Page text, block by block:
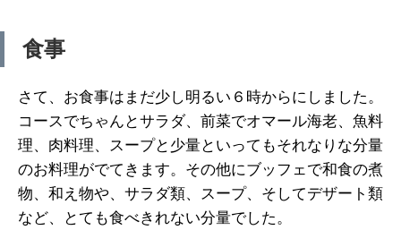
食事
さて、お食事はまだ少し明るい６時からにしました。
コースでちゃんとサラダ、前菜でオマール海老、魚料
理、肉料理、スープと少量といってもそれなりな分量
のお料理がでてきます。その他にブッフェで和食の煮
物、和え物や、サラダ類、スープ、そしてデザート類
など、とても食べきれない分量でした。